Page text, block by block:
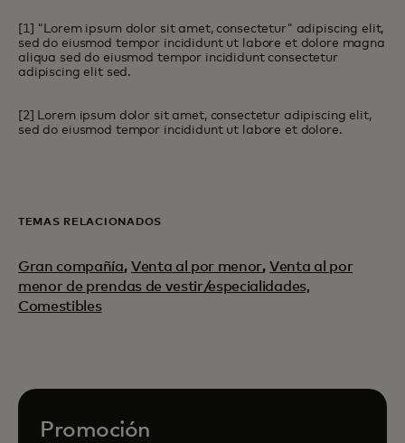
[1] "Lorem ipsum dolor sit amet, consectetur" adipiscing elit,
sed do eiusmod tempor incididunt ut labore et dolore magna
aliqua sed do eiusmod tempor incididunt consectetur
adipiscing elit sed.
[2] Lorem ipsum dolor sit amet, consectetur adipiscing elit,
sed do eiusmod tempor incididunt ut labore et dolore.
TEMAS RELACIONADOS
Gran compañía, Venta al por menor,Venta al por
menor de prendas de vestir/especialidades,
Comestibles
Promoción